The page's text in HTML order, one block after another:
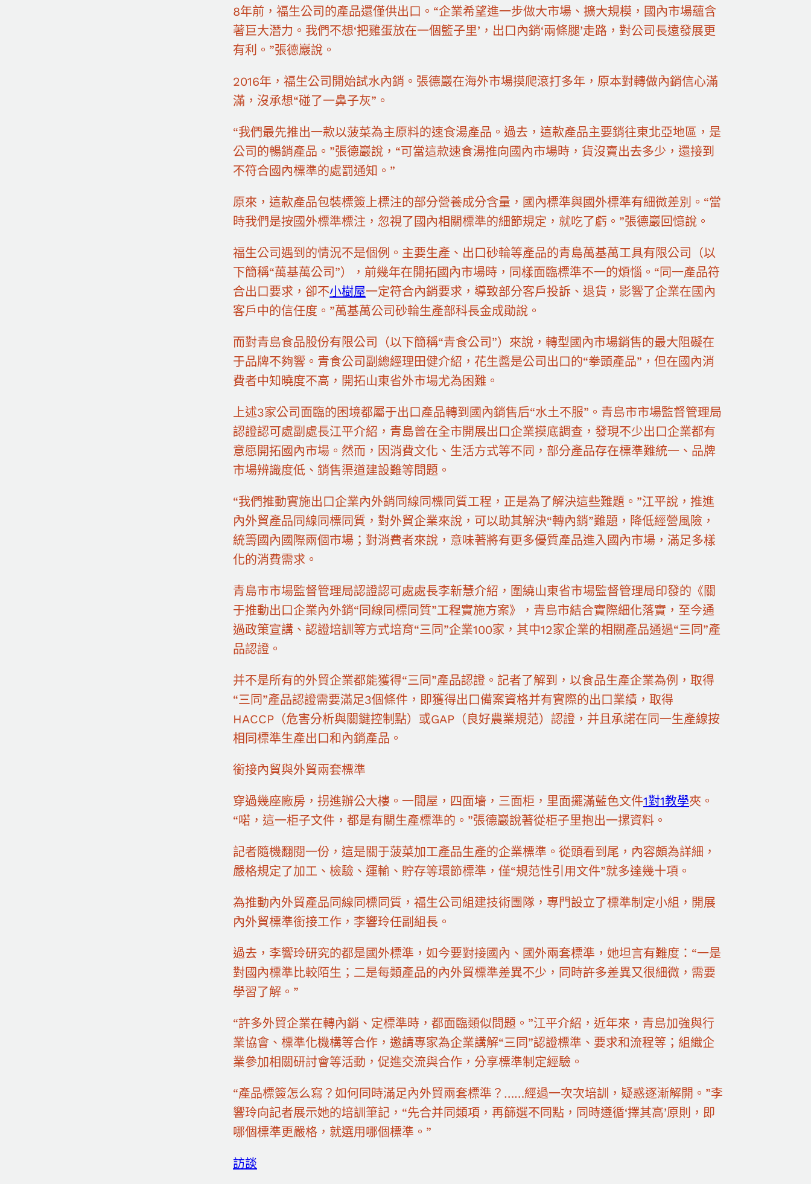
8年前，福生公司的產品還僅供出口。“企業希望進一步做大市場、擴大規模，國內市場蘊含
著巨大潛力。我們不想‘把雞蛋放在一個籃子里’，出口內銷‘兩條腿’走路，對公司長遠發展更
有利。”張德巖說。
2016年，福生公司開始試水內銷。張德巖在海外市場摸爬滾打多年，原本對轉做內銷信心滿
滿，沒承想“碰了一鼻子灰”。
“我們最先推出一款以菠菜為主原料的速食湯產品。過去，這款產品主要銷往東北亞地區，是
公司的暢銷產品。”張德巖說，“可當這款速食湯推向國內市場時，貨沒賣出去多少，還接到
不符合國內標準的處罰通知。”
原來，這款產品包裝標簽上標注的部分營養成分含量，國內標準與國外標準有細微差別。“當
時我們是按國外標準標注，忽視了國內相關標準的細節規定，就吃了虧。”張德巖回憶說。
福生公司遇到的情況不是個例。主要生產、出口砂輪等產品的青島萬基萬工具有限公司（以
下簡稱“萬基萬公司”），前幾年在開拓國內市場時，同樣面臨標準不一的煩惱。“同一產品符
合出口要求，卻不小樹屋一定符合內銷要求，導致部分客戶投訴、退貨，影響了企業在國內
客戶中的信任度。”萬基萬公司砂輪生產部科長金成勛說。
而對青島食品股份有限公司（以下簡稱“青食公司”）來說，轉型國內市場銷售的最大阻礙在
于品牌不夠響。青食公司副總經理田健介紹，花生醬是公司出口的“拳頭產品”，但在國內消
費者中知曉度不高，開拓山東省外市場尤為困難。
上述3家公司面臨的困境都屬于出口產品轉到國內銷售后“水土不服”。青島市市場監督管理局
認證認可處副處長江平介紹，青島曾在全市開展出口企業摸底調查，發現不少出口企業都有
意愿開拓國內市場。然而，因消費文化、生活方式等不同，部分產品存在標準難統一、品牌
市場辨識度低、銷售渠道建設難等問題。
“我們推動實施出口企業內外銷同線同標同質工程，正是為了解決這些難題。”江平說，推進
內外貿產品同線同標同質，對外貿企業來說，可以助其解決“轉內銷”難題，降低經營風險，
統籌國內國際兩個市場；對消費者來說，意味著將有更多優質產品進入國內市場，滿足多樣
化的消費需求。
青島市市場監督管理局認證認可處處長李新慧介紹，圍繞山東省市場監督管理局印發的《關
于推動出口企業內外銷“同線同標同質”工程實施方案》，青島市結合實際細化落實，至今通
過政策宣講、認證培訓等方式培育“三同”企業100家，其中12家企業的相關產品通過“三同”產
品認證。
并不是所有的外貿企業都能獲得“三同”產品認證。記者了解到，以食品生產企業為例，取得
“三同”產品認證需要滿足3個條件，即獲得出口備案資格并有實際的出口業績，取得
HACCP（危害分析與關鍵控制點）或GAP（良好農業規范）認證，并且承諾在同一生產線按
相同標準生產出口和內銷產品。
銜接內貿與外貿兩套標準
穿過幾座廠房，拐進辦公大樓。一間屋，四面墻，三面柜，里面擺滿藍色文件1對1教學夾。
“喏，這一柜子文件，都是有關生產標準的。”張德巖說著從柜子里抱出一摞資料。
記者隨機翻閱一份，這是關于菠菜加工產品生產的企業標準。從頭看到尾，內容頗為詳細，
嚴格規定了加工、檢驗、運輸、貯存等環節標準，僅“規范性引用文件”就多達幾十項。
為推動內外貿產品同線同標同質，福生公司組建技術團隊，專門設立了標準制定小組，開展
內外貿標準銜接工作，李響玲任副組長。
過去，李響玲研究的都是國外標準，如今要對接國內、國外兩套標準，她坦言有難度：“一是
對國內標準比較陌生；二是每類產品的內外貿標準差異不少，同時許多差異又很細微，需要
學習了解。”
“許多外貿企業在轉內銷、定標準時，都面臨類似問題。”江平介紹，近年來，青島加強與行
業協會、標準化機構等合作，邀請專家為企業講解“三同”認證標準、要求和流程等；組織企
業參加相關研討會等活動，促進交流與合作，分享標準制定經驗。
“產品標簽怎么寫？如何同時滿足內外貿兩套標準？……經過一次次培訓，疑惑逐漸解開。”李
響玲向記者展示她的培訓筆記，“先合并同類項，再篩選不同點，同時遵循‘擇其高’原則，即
哪個標準更嚴格，就選用哪個標準。”
訪談